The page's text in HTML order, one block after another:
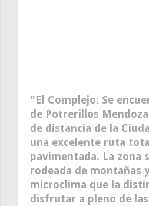
El Complejo: Se
de Potrerillos
de distancia de la
una excelente ruta
pavimentada. La zona
rodeada de montañas
microclima que la
disfrutar a pleno de las